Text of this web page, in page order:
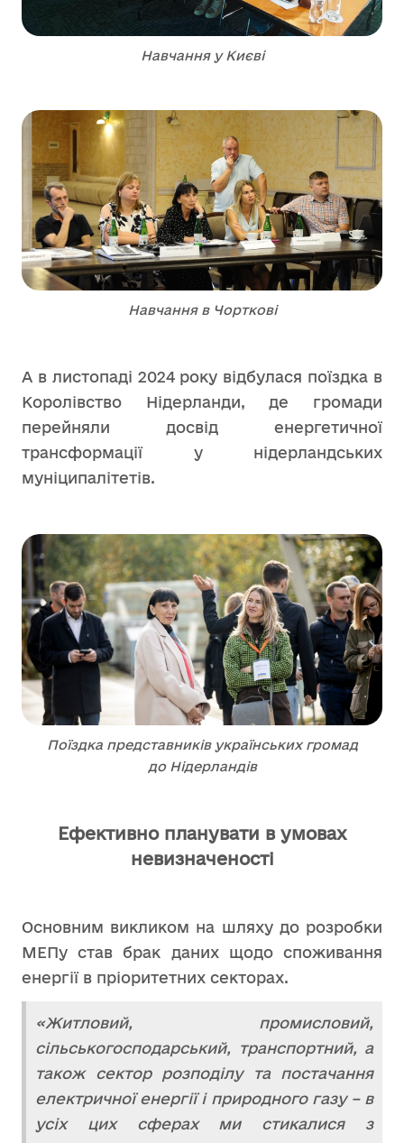
Навчання у Києві
Навчання в Чорткові
А в листопаді 2024 року відбулася поїздка в
Королівство Нідерланди, де громади
перейняли досвід енергетичної
трансформації у нідерландських
муніципалітетів.
Поїздка представників українських громад
до Нідерландів
Ефективно планувати в умовах
невизначеності
Основним викликом на шляху до розробки
МЕПу став брак даних щодо споживання
енергії в пріоритетних секторах.
«Житловий, промисловий,
сільськогосподарський, транспортний, а
також сектор розподілу та постачання
електричної енергії і природного газу – в
усіх цих сферах ми стикалися з